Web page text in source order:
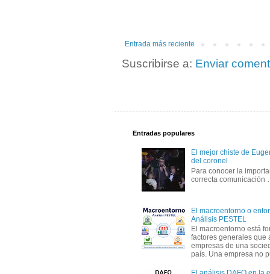
Entrada más reciente
Suscribirse a: Enviar
Entradas populares
El mejor chiste de
del coronel
Para conocer la
correcta
El macroentorno o
Análisis PESTEL
El macroentorno está
factores generales que
empresas de una
país. Una empresa no